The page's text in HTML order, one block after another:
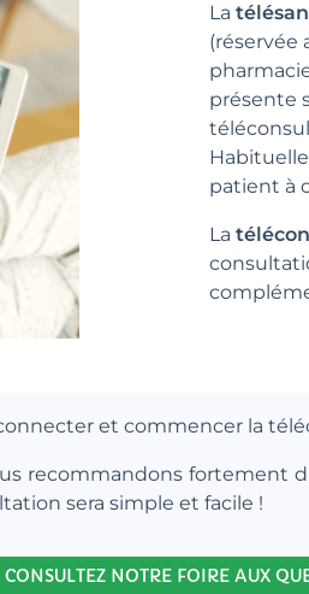
La
(réservée
présente
patient à
La
et commencer la
recommandons fortement
sera simple et facile !
CONSULTEZ NOTRE FOIRE AUX